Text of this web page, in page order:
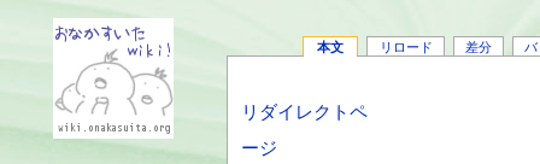
本文 リロード 差分 バ
リダイレクトペ
ージ